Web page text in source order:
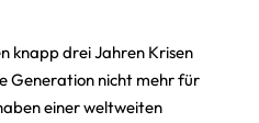
knapp drei Jahren Krisen
Generation nicht mehr für
einer weltweiten